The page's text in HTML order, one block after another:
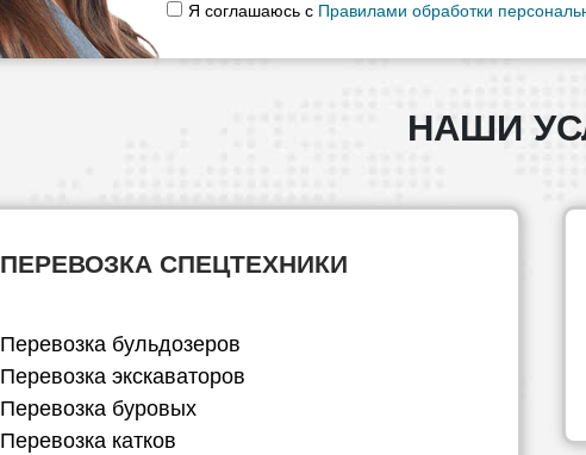
Я соглашаюсь с Правилами обработки
НАШИ
ПЕРЕВОЗКА СПЕЦТЕХНИКИ
Перевозка бульдозеров
Перевозка экскаваторов
Перевозка буровых
Перевозка катков